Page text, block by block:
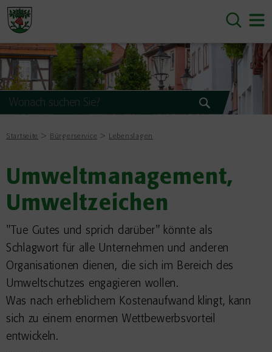
Startseite Bürgerservice Lebenslagen
Umweltmanagement,
Umweltzeichen
"Tue Gutes und sprich darüber" könnte als
Schlagwort für alle Unternehmen und anderen
Organisationen dienen, die sich im Bereich des
Umweltschutzes engagieren wollen.
Was nach erheblichem Kostenaufwand klingt, kann
sich zu einem enormen Wettbewerbsvorteil
entwickeln.